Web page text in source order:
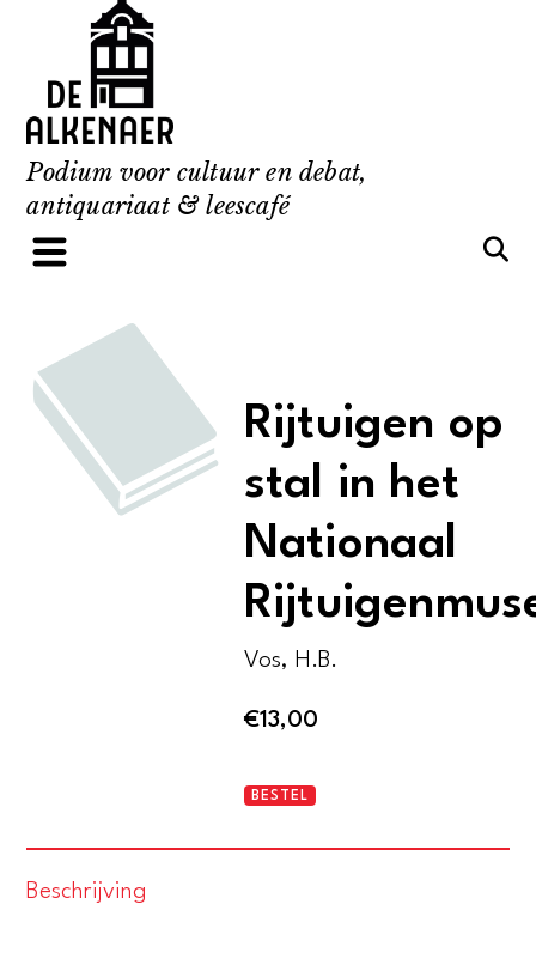
content
Podium voor cultuur en debat,
antiquariaat & leescafé
Rijtuigen op
stal in het
Nationaal
Vos, H.B.
€13,00
Rijtuigen
BESTEL
Beschrijving